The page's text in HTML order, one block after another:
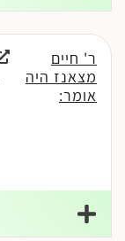
ר' חיים
מצאנז היה
אומר: